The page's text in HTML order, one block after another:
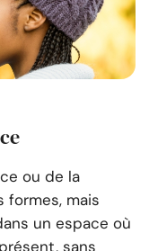
ou de la
mais
un espace où
sans